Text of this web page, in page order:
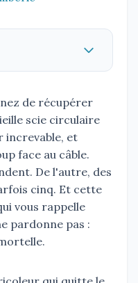
de récupérer
scie circulaire
increvable, et
face au câble.
De l'autre, des
cinq. Et cette
vous rappelle
pardonne pas :